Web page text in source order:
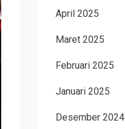
April 2025
Maret 2025
Februari 2025
Januari 2025
Desember 2024